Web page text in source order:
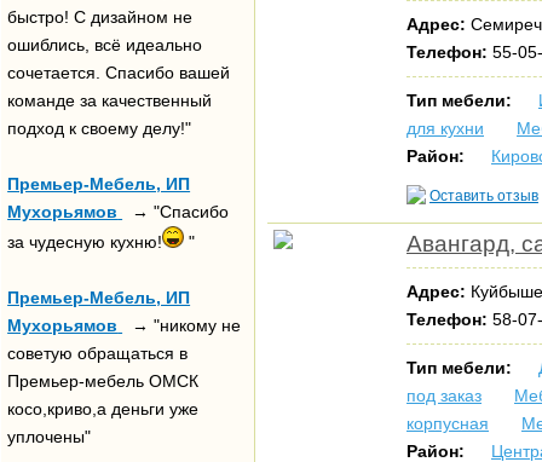
быстро! С дизайном не
ошиблись, всё идеально
сочетается. Спасибо вашей
команде за качественный
подход к своему делу!"
Премьер-Мебель, ИП
Мухорьямов
→ "Спасибо
за чудесную кухню!
"
Премьер-Мебель, ИП
Мухорьямов
→ "никому не
советую обращаться в
Премьер-мебель ОМСК
косо,криво,а деньги уже
уплочены"
Адрес:
Телефон: 55-
Тип мебели:
для кухни
Район:
Оставить отзыв
Авангард,
Адрес:
Телефон: 58-
Тип мебели:
под заказ
корпусная
Район: